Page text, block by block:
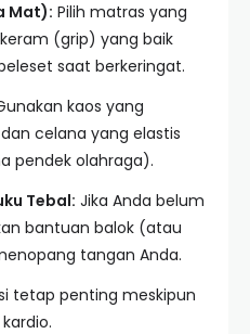
Mat): Pilih matras yang
(grip) yang baik
saat berkeringat.
kaos yang
celana yang elastis
pendek olahraga).
Tebal: Jika Anda belum
bantuan balok (atau
tangan Anda.
tetap penting meskipun